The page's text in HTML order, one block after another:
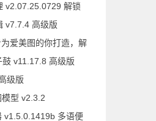
v2.07.25.0729 解锁
v7.7.4 高级版
爱美图的你打造，解
v11.17.8 高级版
级版
型 v2.3.2
v1.5.0.1419b 多语便